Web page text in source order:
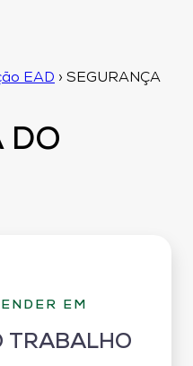
EAD › SEGURANÇA
DO
EM
TRABALHO